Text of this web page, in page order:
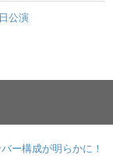
公演
ー構成が明らかに！